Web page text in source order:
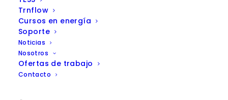
Trnflow
Cursos en energía
Soporte
Noticias
Nosotros
Ofertas de trabajo
Contacto
cúpula en las desviaciones de
error en medidas para el diseño
de un telescopio